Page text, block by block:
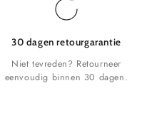
30 dagen retourgarantie
Niet tevreden? Retourneer
eenvoudig binnen 30 dagen.